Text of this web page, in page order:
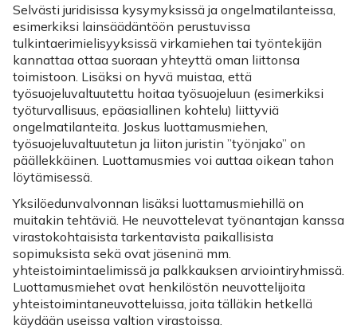
Selvästi juridisissa kysymyksissä ja ongelmatilanteissa,
esimerkiksi lainsäädäntöön perustuvissa
tulkintaerimielisyyksissä virkamiehen tai työntekijän
kannattaa ottaa suoraan yhteyttä oman liittonsa
toimistoon. Lisäksi on hyvä muistaa, että
työsuojeluvaltuutettu hoitaa työsuojeluun (esimerkiksi
työturvallisuus, epäasiallinen kohtelu) liittyviä
ongelmatilanteita. Joskus luottamusmiehen,
työsuojeluvaltuutetun ja liiton juristin ”työnjako” on
päällekkäinen. Luottamusmies voi auttaa oikean tahon
löytämisessä.
Yksilöedunvalvonnan lisäksi luottamusmiehillä on
muitakin tehtäviä. He neuvottelevat työnantajan kanssa
virastokohtaisista tarkentavista paikallisista
sopimuksista sekä ovat jäseninä mm.
yhteistoimintaelimissä ja palkkauksen arviointiryhmissä.
Luottamusmiehet ovat henkilöstön neuvottelijoita
yhteistoimintaneuvotteluissa, joita tälläkin hetkellä
käydään useissa valtion virastoissa.